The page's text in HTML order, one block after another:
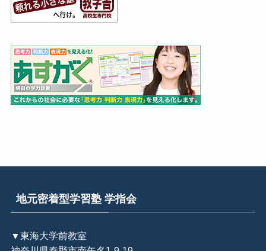
地元密着型学習塾 学指会
▼東海大学前教室